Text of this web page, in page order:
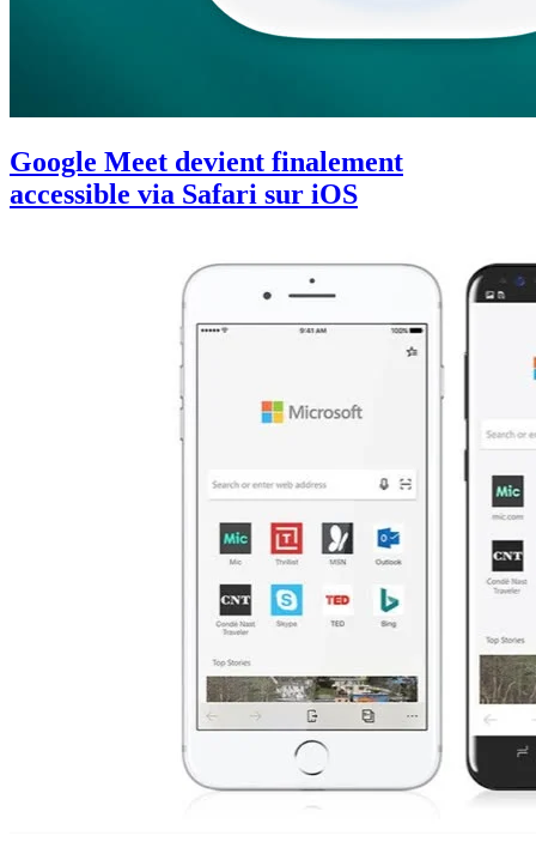
Google Meet devient finalement
accessible via Safari sur iOS